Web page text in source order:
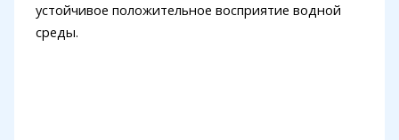
устойчивое положительное восприятие водной
среды.